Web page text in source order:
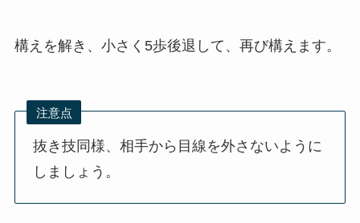
構えを解き、小さく5歩後退して、再び構えます。
注意点
抜き技同様、相手から目線を外さないように
しましょう。